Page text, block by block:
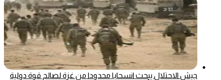
جيش الاحتلال يبحث انسحابا محدودا من غزة لصالح قوة دولية